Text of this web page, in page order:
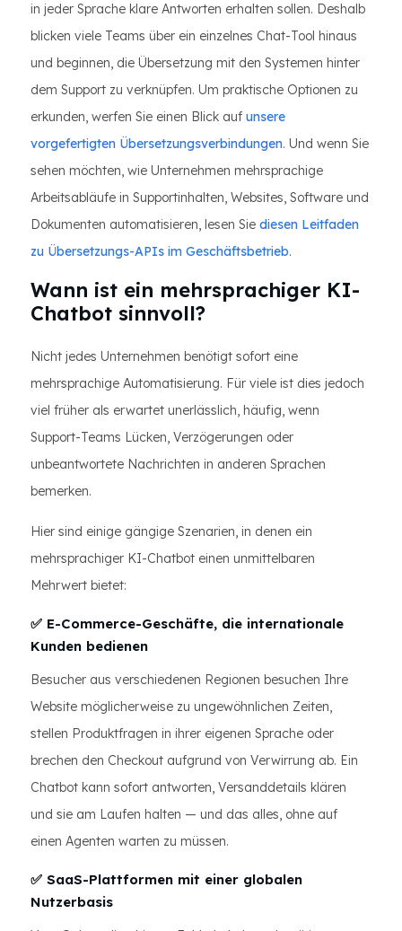
in jeder Sprache klare Antworten erhalten sollen. Deshalb
blicken viele Teams über ein einzelnes Chat-Tool hinaus
und beginnen, die Übersetzung mit den Systemen hinter
dem Support zu verknüpfen. Um praktische Optionen zu
erkunden, werfen Sie einen Blick auf unsere
vorgefertigten Übersetzungsverbindungen. Und wenn Sie
sehen möchten, wie Unternehmen mehrsprachige
Arbeitsabläufe in Supportinhalten, Websites, Software und
Dokumenten automatisieren, lesen Sie diesen Leitfaden
zu Übersetzungs-APIs im Geschäftsbetrieb.
Wann ist ein mehrsprachiger KI-
Chatbot sinnvoll?
Nicht jedes Unternehmen benötigt sofort eine
mehrsprachige Automatisierung. Für viele ist dies jedoch
viel früher als erwartet unerlässlich, häufig, wenn
Support-Teams Lücken, Verzögerungen oder
unbeantwortete Nachrichten in anderen Sprachen
bemerken.
Hier sind einige gängige Szenarien, in denen ein
mehrsprachiger KI-Chatbot einen unmittelbaren
Mehrwert bietet:
✅ E-Commerce-Geschäfte, die internationale
Kunden bedienen
Besucher aus verschiedenen Regionen besuchen Ihre
Website möglicherweise zu ungewöhnlichen Zeiten,
stellen Produktfragen in ihrer eigenen Sprache oder
brechen den Checkout aufgrund von Verwirrung ab. Ein
Chatbot kann sofort antworten, Versanddetails klären
und sie am Laufen halten — und das alles, ohne auf
einen Agenten warten zu müssen.
✅ SaaS-Plattformen mit einer globalen
Nutzerbasis